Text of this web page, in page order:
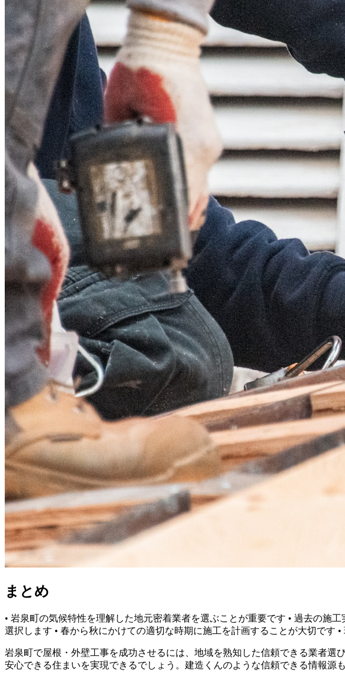
まとめ
• 岩泉町の気候特性を理解した地元密着業者を選ぶことが重要です • 過去の施
選択します • 春から秋にかけての適切な時期に施工を計画することが大切です
岩泉町で屋根・外壁工事を成功させるには、地域を熟知した信頼できる業者
安心できる住まいを実現できるでしょう。建造くんのような信頼できる情報源